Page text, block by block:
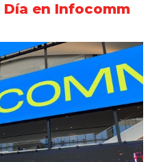
en Infocomm